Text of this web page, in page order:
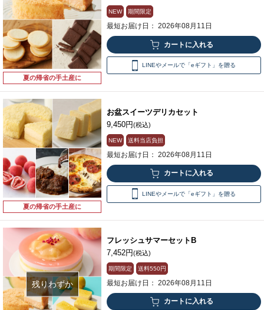
夏の帰省の手土産に
NEW 期間限定
最短お届け日： 2026年08月11日
LINEやメールで「eギフト」を贈る
夏の帰省の手土産に
お盆スイーツデリカセット
9,450円(税込)
NEW 送料当店負担
最短お届け日： 2026年08月11日
LINEやメールで「eギフト」を贈る
残りわずか
フレッシュサマーセットB
7,452円(税込)
期間限定 送料550円
最短お届け日： 2026年08月11日